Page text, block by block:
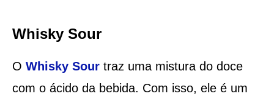
Whisky Sour
O Whisky Sourtraz uma mistura do doce
com o ácido da bebida. Com isso, ele é um